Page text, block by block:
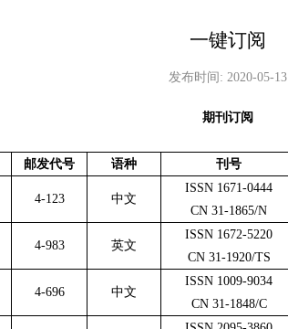
一键订阅
发布时间: 2020-05-13
期刊订阅
邮发代号 语种 刊号
4-123 中文
ISSN 1671-0444
CN 31-1865/N
4-983 英文
ISSN 1672-5220
CN 31-1920/TS
4-696 中文
ISSN 1009-9034
CN 31-1848/C